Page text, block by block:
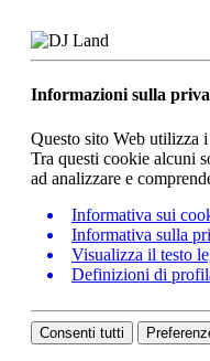
Informazioni sulla
Questo sito Web utilizza
Tra questi cookie alcuni
ad analizzare e
Informativa sui
Informativa sulla
Visualizza il testo
Definizioni di
Consenti tutti